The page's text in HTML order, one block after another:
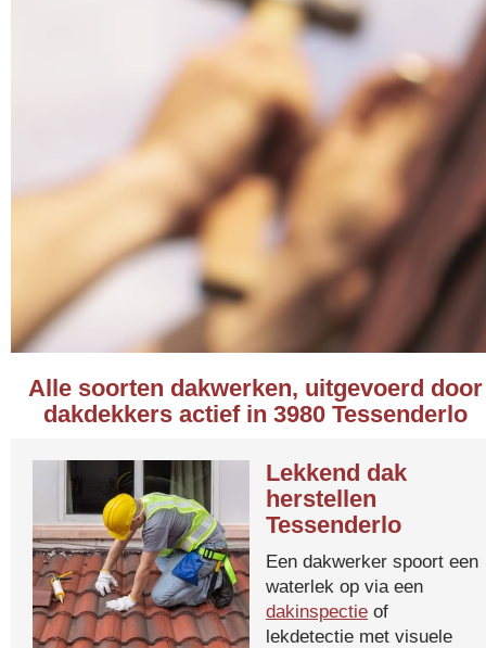
Alle soorten dakwerken, uitgevoerd door
dakdekkers actief in 3980 Tessenderlo
Lekkend dak
herstellen
Tessenderlo
Een dakwerker spoort een
waterlek op via een
dakinspectie of
lekdetectie met visuele